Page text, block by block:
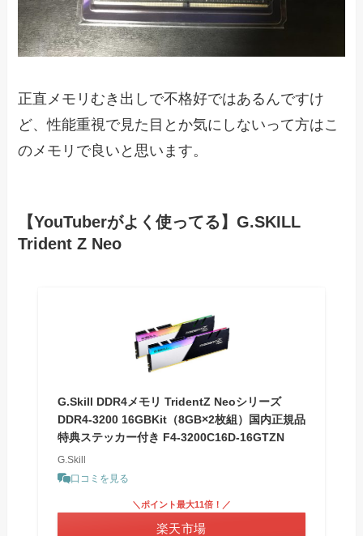
正直メモリむき出しで不格好ではあるんですけ
ど、性能重視で見た目とか気にしないって方はこ
のメモリで良いと思います。
【YouTuberがよく使ってる】G.SKILL
Trident Z Neo
G.Skill DDR4メモリ TridentZ Neoシリーズ
DDR4-3200 16GBKit（8GB×2枚組）国内正規品
特典ステッカー付き F4-3200C16D-16GTZN
G.Skill
口コミを見る
＼ポイント最大11倍！／
楽天市場